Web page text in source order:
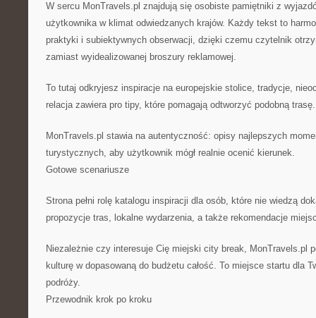
W sercu MonTravels.pl znajdują się osobiste pamiętniki z
użytkownika w klimat odwiedzanych krajów. Każdy tekst to
praktyki i subiektywnych obserwacji, dzięki czemu czytelnik
zamiast wyidealizowanej broszury reklamowej.
To tutaj odkryjesz inspiracje na europejskie stolice, tradycje,
relacja zawiera pro tipy, które pomagają odtworzyć podobną
MonTravels.pl stawia na autentyczność: opisy najlepszych
turystycznych, aby użytkownik mógł realnie ocenić kierunek.
Gotowe scenariusze
Strona pełni rolę katalogu inspiracji dla osób, które nie wiedzą
propozycje tras, lokalne wydarzenia, a także rekomendacje
Niezależnie czy interesuje Cię miejski city break, MonTravels.pl
kulturę w dopasowaną do budżetu całość. To miejsce startu dla
podróży.
Przewodnik krok po kroku